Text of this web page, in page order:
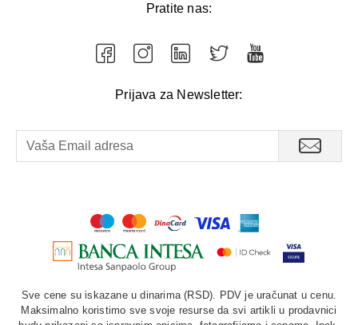
Pratite nas:
Prijava za Newsletter:
Sve cene su iskazane u dinarima (RSD). PDV je uračunat u cenu.
Maksimalno koristimo sve svoje resurse da svi artikli u prodavnici